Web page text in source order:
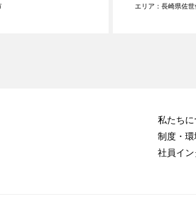
エリア：長崎県佐世
私たちに
制度・
社員イ